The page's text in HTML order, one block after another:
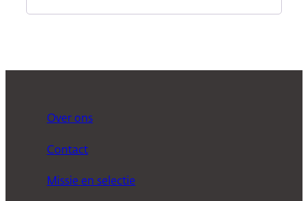
Over ons
Contact
Missie en selectie